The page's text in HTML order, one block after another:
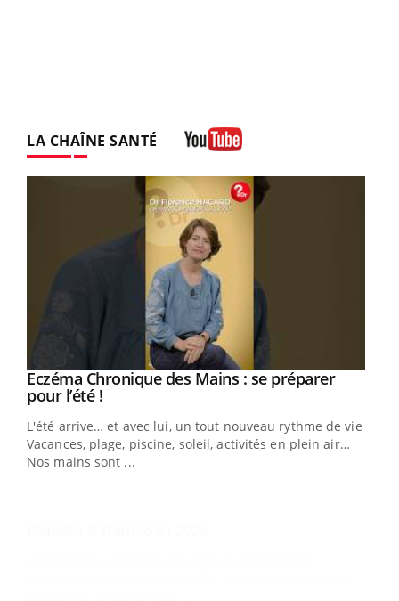
LA CHAÎNE SANTÉ
Youtube
Eczéma Chronique des Mains : se préparer
pour l’été !Youtube
L'été arrive… et avec lui, un tout nouveau rythme de vie !
Vacances, plage, piscine, soleil, activités en plein air…
Nos mains sont ...
Youtube
Diabète & Ramadan 2026Youtube
Le Ramadan approche, et, pour de nombreuses
personnes atteintes de diabète, c'est une période de
questions, de défis, mais ...